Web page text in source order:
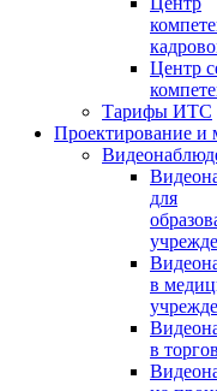
Центр
Тарифы ИТС
Проектирование и
для
в
в